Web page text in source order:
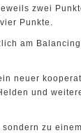
zwei
Punkte.
am
neuer
und
zu